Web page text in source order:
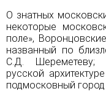
О знатных
некоторые
поле»,
названный по
С.Д. Шереметеву;
русской
подмосковный